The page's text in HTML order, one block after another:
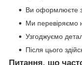
Ви оформлюєте
Ми перевіряємо
Узгоджуємо
Після цього
Питання, що